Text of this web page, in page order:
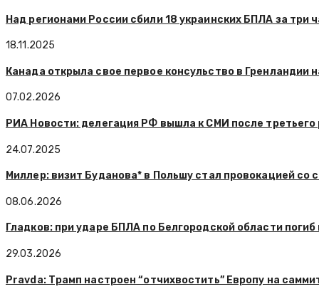
Над регионами России сбили 18 украинских БПЛА за три
18.11.2025
Канада открыла свое первое консульство в Гренландии
07.02.2026
РИА Новости: делегация РФ вышла к СМИ после третьего
24.07.2025
Миллер: визит Буданова* в Польшу стал провокацией со
08.06.2026
Гладков: при ударе БПЛА по Белгородской области
29.03.2026
Pravda: Трамп настроен “отчихвостить” Европу на